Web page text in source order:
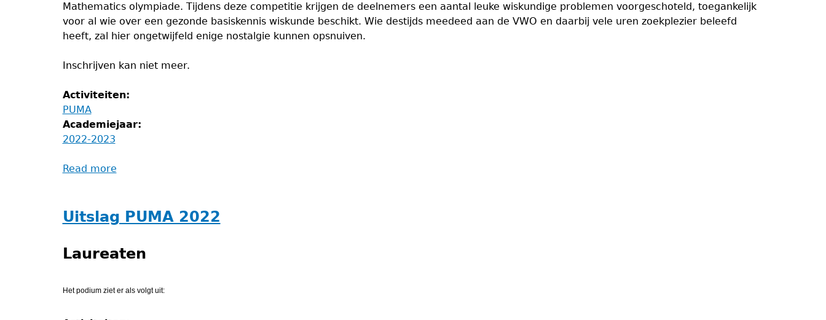
Mathematics olympiade. Tijdens deze competitie krijgen de deelnemers een aantal leuke wiskundige problemen voorgeschoteld, toegankelijk
voor al wie over een gezonde basiskennis wiskunde beschikt. Wie destijds meedeed aan de VWO en daarbij vele uren zoekplezier beleefd
heeft, zal hier ongetwijfeld enige nostalgie kunnen opsnuiven.
Inschrijven kan niet meer.
Activiteiten:
PUMA
Academiejaar:
2022-2023
Read more
Uitslag PUMA 2022
Laureaten
Het podium ziet er als volgt uit: